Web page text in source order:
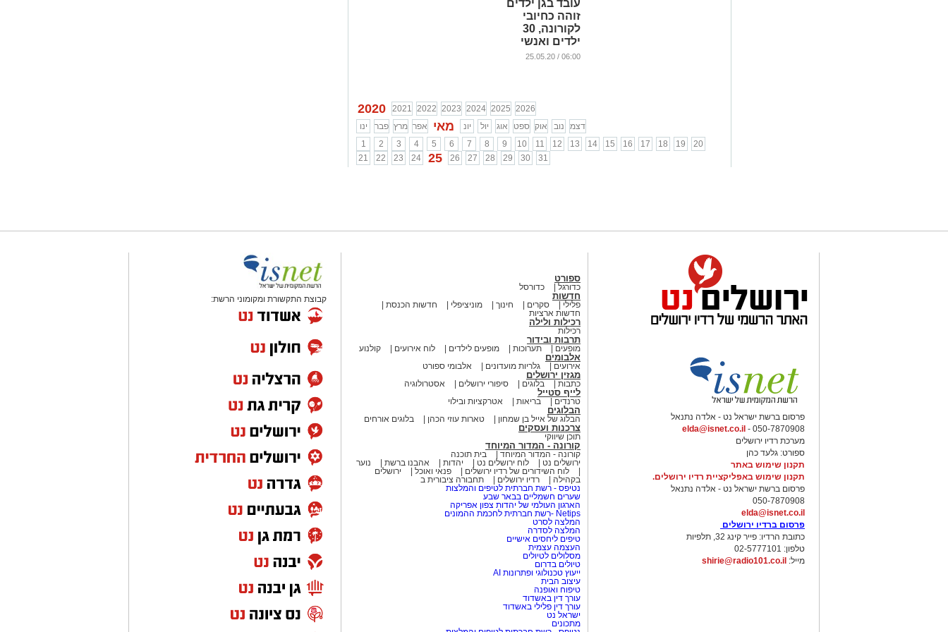
עובד בגן ילדים
זוהה כחיובי
לקורונה, 30
ילדים ואנשי
צוות נשלחו
06:00 / 25.05.20
2020 2021 2022 2023 2024 2025 2026
ינו
פבר מרץ אפר מאי יונ יול אוג ספט אוק נוב
דצמ
1
2 3 4 5 6 7 8 9 10 11 12 13 14 15 16 17 18 19
20
21
22 23 24 25 26 27 28 29 30 31
פרסום ברשת ישראל נט - אלדה נתנאל
050-7870908 -
elda@isnet.co.il
מערכת רדיו ירושלים
ספורט: גלעד כהן
תקנון שימוש באתר
תקנון שימוש באפליקציית רדיו ירושלים.
פרסום ברשת ישראל נט - אלדה נתנאל
050-7870908
elda@isnet.co.il
פרסום ברדיו ירושלים
כתובת הרדיו: פייר קינג 32, תלפיות
טלפון: 02-5777101
מייל: shirie@radio101.co.il
ספורט
כדורגל כדורסל
חדשות
פלילי סקרים חינוך מוניציפלי
חדשות הכנסת
חדשות ארציות
רכילות ולילה
רכילות
תרבות ובידור
מופעים תערוכות מופעים לילדים לוח אירועים קולנוע
אלבומים
אירועים גלריות מועדונים אלבומי ספורט
מגזין ירושלים
כתבות בלוגים סיפורי ירושלים אסטרולוגיה
לייף סטייל
טרנדים בריאות אטרקציות ובילוי
הבלוגים
הבלוג של אייל בן שמחון טארות עוזי הכהן בלוגים אורחים
צרכנות ועסקים
תוכן שיווקי
קורונה - המדור המיוחד
קורונה - המדור המיוחד
בית תוכנה
ירושלים נט
לוח ירושלים נט יהדות אהבנו ברשת
נוער
לוח השידורים של רדיו ירושלים
פנאי ואוכל
ירושלים
בקהילה
רדיו ירושלים
תחבורה ציבורית ב
נטיפס - רשת חברתית לטיפים והמלצות
שערים חשמליים בבאר שבע
הארגון העולמי של יהדות צפון אפריקה
Netips -רשת חברתית לחכמת ההמונים
המלצה לסרט
המלצה לסדרה
טיפים ליחסים אישיים
העצמה עצמית
מסלולים לטיולים
טיולים בדרום
ייעוץ טכנולוגי ופתרונות AI
עיצוב הבית
טיפוח ואופנה
עורך דין באשדוד
עורך דין פלילי באשדוד
ישראל נט
מתכונים
קבוצת התקשורת ומקומוני הרשת: